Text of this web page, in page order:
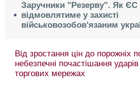
Заручники "Резерву". Як ЄС
відмовлятиме у захисті
військовозобов'язаним
Від зростання цін до порожніх
небезпечні почастішання
торгових мережах